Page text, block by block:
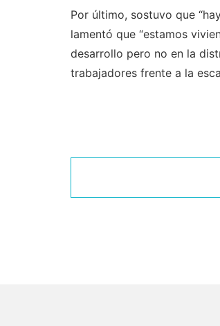
Por último, sostuvo que
lamentó que “estamos
desarrollo pero no en la
trabajadores frente a la